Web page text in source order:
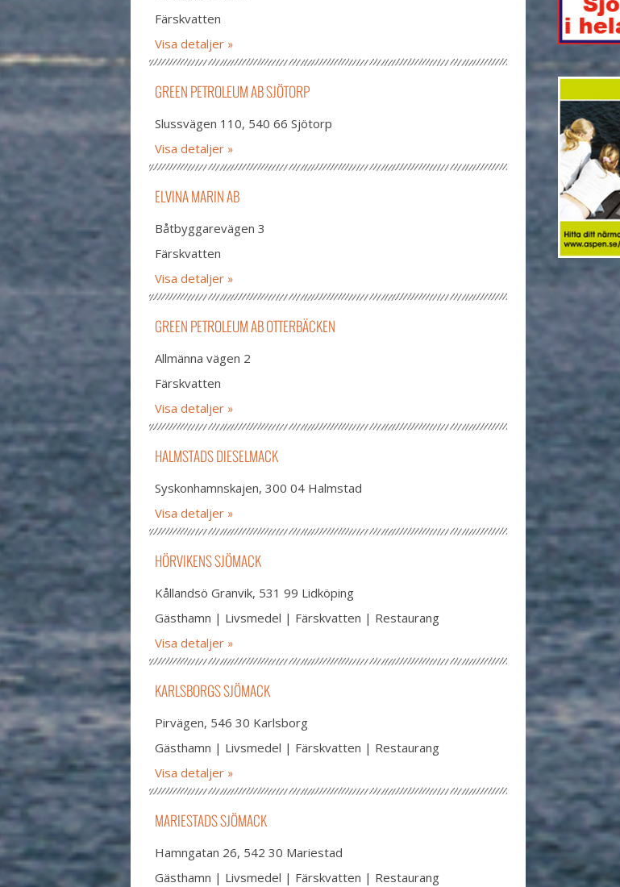
Färskvatten
Visa detaljer
GREEN PETROLEUM AB SJÖTORP
Slussvägen 110, 540 66 Sjötorp
Visa detaljer
ELVINA MARIN AB
Båtbyggarevägen 3
Färskvatten
Visa detaljer
GREEN PETROLEUM AB OTTERBÄCKEN
Allmänna vägen 2
Färskvatten
Visa detaljer
HALMSTADS DIESELMACK
Syskonhamnskajen, 300 04 Halmstad
Visa detaljer
HÖRVIKENS SJÖMACK
Kållandsö Granvik, 531 99 Lidköping
Gästhamn | Livsmedel | Färskvatten | Restaurang
Visa detaljer
KARLSBORGS SJÖMACK
Pirvägen, 546 30 Karlsborg
Gästhamn | Livsmedel | Färskvatten | Restaurang
Visa detaljer
MARIESTADS SJÖMACK
Hamngatan 26, 542 30 Mariestad
Gästhamn | Livsmedel | Färskvatten | Restaurang